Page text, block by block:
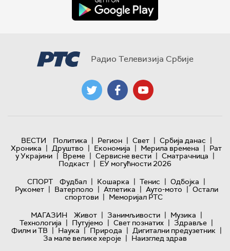
Радио Телевизија Србије
ВЕСТИ Политика | Регион | Свет | Србија данас |
Хроника | Друштво | Економија | Мерила времена | Рат
у Украјини | Време | Сервисне вести | Сматрачница |
Подкаст | ЕУ могућности 2026
СПОРТ
Фудбал | Кошарка | Тенис | Одбојка |
Рукомет | Ватерполо | Атлетика | Ауто-мото | Остали
спортови | Меморијал РТС
МАГАЗИН
Живот | Занимљивости | Музика |
Технологијa | Путујемо | Свет познатих | Здравље |
Филм и ТВ | Наука | Природа | Дигитални предузетник |
За мале велике хероје | Наизглед здрав